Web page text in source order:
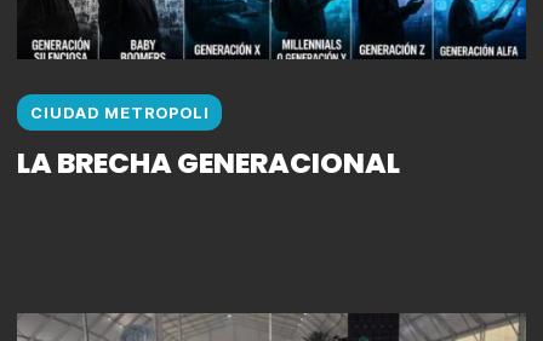
CIUDAD METROPOLI
LA BRECHA GENERACIONAL